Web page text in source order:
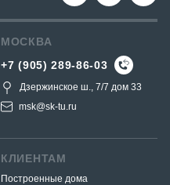
МОСКВА
+7 (905) 289-86-03
Дзержинское ш., 7/7 дом 33
msk@sk-tu.ru
КЛИЕНТАМ
Построенные дома